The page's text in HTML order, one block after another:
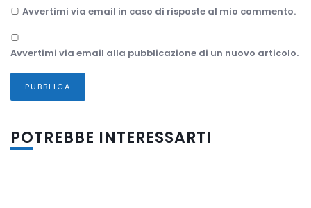
Avvertimi via email in caso di risposte al mio commento.
Avvertimi via email alla pubblicazione di un nuovo articolo.
POTREBBE INTERESSARTI